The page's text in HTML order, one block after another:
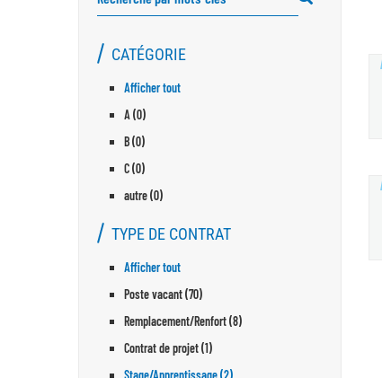
CATÉGORIE
Afficher tout
A (0)
B (0)
C (0)
autre (0)
TYPE DE CONTRAT
Afficher tout
Poste vacant (70)
Remplacement/Renfort (8)
Contrat de projet (1)
Stage/Apprentissage (2)